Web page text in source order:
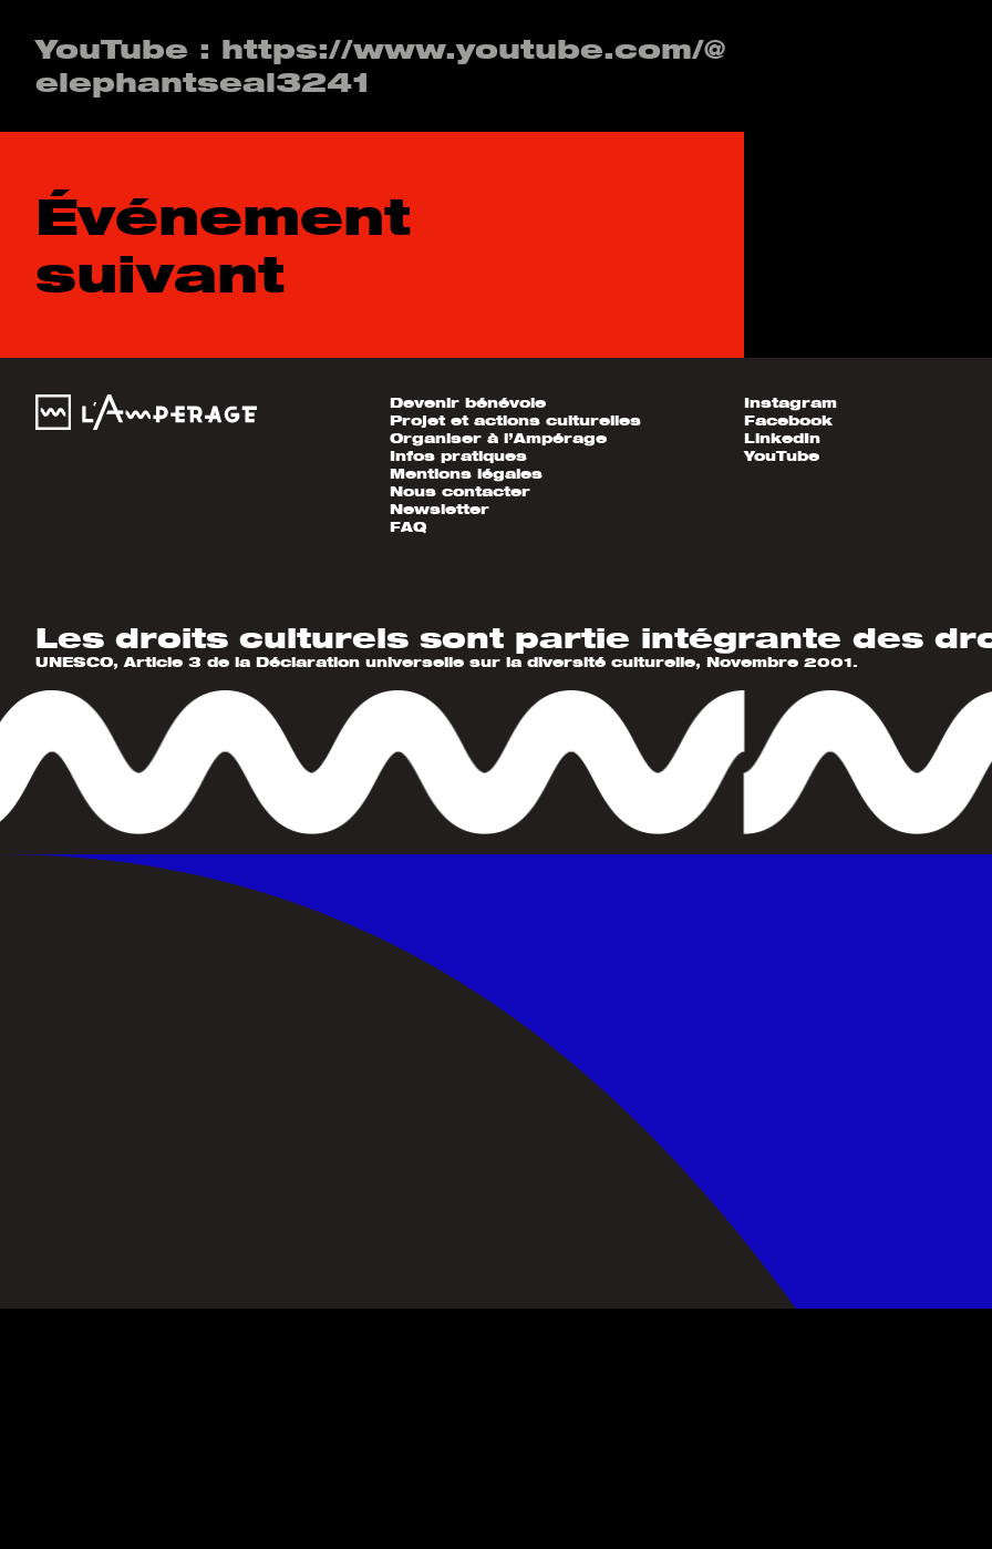
YouTube : https://www.youtube.com/@
elephantseal3241
Événement
suivant
Devenir bénévole
Projet et actions culturelles
Organiser à l’Ampérage
Infos pratiques
Mentions légales
Nous contacter
Newsletter
FAQ
Instagram
Facebook
LinkedIn
YouTube
Les droits culturels sont partie intégrante des
UNESCO, Article 3 de la Déclaration universelle sur la diversité culturelle, Novembre 2001.